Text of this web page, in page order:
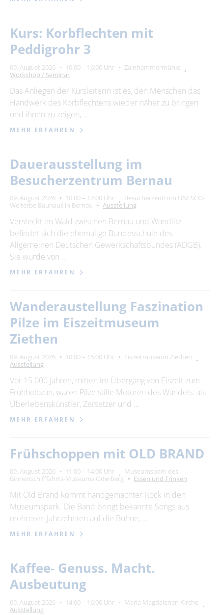
Kurs: Korbflechten mit
Peddigrohr 3
09. August 2026 10:00 – 16:00 Uhr
Zainhammermühle
Workshop / Seminar
Das Anliegen der Kursleiterin ist es, den Menschen das
Handwerk des Korbflechtens wieder näher zu bringen
und ihnen zu zeigen, …
MEHR ERFAHREN
Dauerausstellung im
Besucherzentrum Bernau
09. August 2026 10:00 – 17:00 Uhr
Besucherzentrum UNESCO-
Welterbe Bauhaus in Bernau
Ausstellung
Versteckt im Wald zwischen Bernau und Wandlitz
befindet sich die ehemalige Bundesschule des
Allgemeinen Deutschen Gewerkschaftsbundes (ADGB).
Sie wurde von …
MEHR ERFAHREN
Wanderaustellung Faszination
Pilze im Eiszeitmuseum
Ziethen
09. August 2026 10:00 – 15:00 Uhr
Eiszeitmuseum Ziethen
Ausstellung
Vor 15.000 Jahren, mitten im Übergang von Eiszeit zum
Frühholozän, waren Pilze stille Motoren des Wandels: als
Überlebenskünstler, Zersetzer und …
MEHR ERFAHREN
Frühschoppen mit OLD BRAND
09. August 2026 11:00 – 14:00 Uhr
Museumspark des
Binnenschifffahrts-Museums Oderberg
Essen und Trinken
Mit Old Brand kommt handgemachter Rock in den
Museumspark. Die Band bringt bekannte Songs aus
mehreren Jahrzehnten auf die Bühne, …
MEHR ERFAHREN
Kaffee- Genuss. Macht.
Ausbeutung
09. August 2026 14:00 – 16:00 Uhr
Maria Magdalenen Kirche
Ausstellung